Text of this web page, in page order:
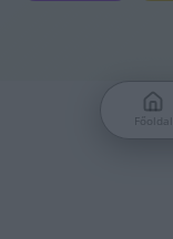
Főoldal